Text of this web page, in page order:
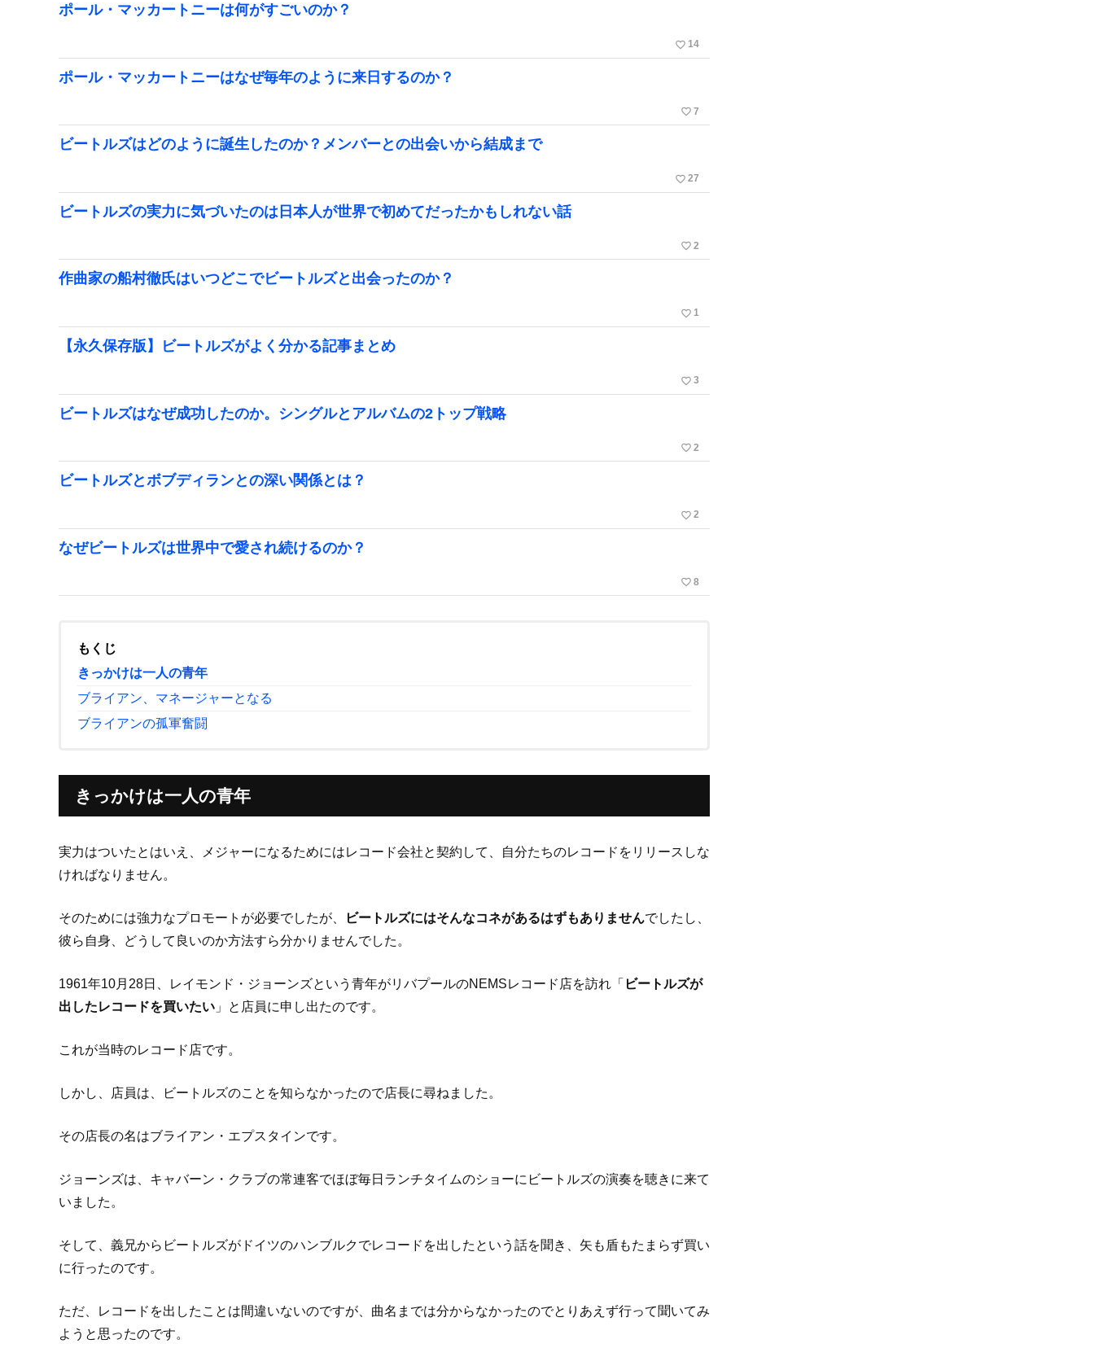
ポール・マッカートニーは何がすごいのか？
favorite_border 14
ポール・マッカートニーはなぜ毎年のように来日するのか？
favorite_border 7
ビートルズはどのように誕生したのか？メンバーとの出会いから結成まで
favorite_border 27
ビートルズの実力に気づいたのは日本人が世界で初めてだったかもしれない話
favorite_border 2
作曲家の船村徹氏はいつどこでビートルズと出会ったのか？
favorite_border 1
【永久保存版】ビートルズがよく分かる記事まとめ
favorite_border 3
ビートルズはなぜ成功したのか。シングルとアルバムの2トップ戦略
favorite_border 2
ビートルズとボブディランとの深い関係とは？
favorite_border 2
なぜビートルズは世界中で愛され続けるのか？
favorite_border 8
もくじ
きっかけは一人の青年
ブライアン、マネージャーとなる
ブライアンの孤軍奮闘
きっかけは一人の青年
実力はついたとはいえ、メジャーになるためにはレコード会社と契約して、自分たちのレコードをリリースしな
ければなりません。
そのためには強力なプロモートが必要でしたが、 ビートルズにはそんなコネがあるはずもありませんでしたし、
彼ら自身、どうして良いのか方法すら分かりませんでした。
1961年10月28日、レイモンド・ジョーンズという青年がリバプールのNEMSレコード店を訪れ「 ビートルズが
出したレコードを買いたい 」と店員に申し出たのです。
これが当時のレコード店です。
しかし、店員は、ビートルズのことを知らなかったので店長に尋ねました。
その店長の名はブライアン・エプスタインです。
ジョーンズは、キャバーン・クラブの常連客でほぼ毎日ランチタイムのショーにビートルズの演奏を聴きに来て
いました。
そして、義兄からビートルズがドイツのハンブルクでレコードを出したという話を聞き、矢も盾もたまらず買い
に行ったのです。
ただ、レコードを出したことは間違いないのですが、曲名までは分からなかったのでとりあえず行って聞いてみ
ようと思ったのです。